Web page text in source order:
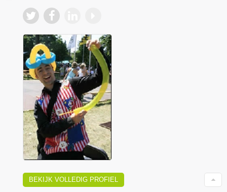
BEKIJK VOLLEDIG PROFIEL